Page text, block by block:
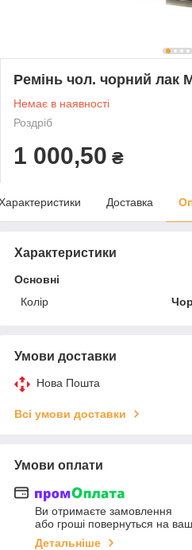
Ремінь чол. чорний лак
Немає в наявності
Роздріб
1 000,50 ₴
Доставка
Характеристики
Основні
Колір
Умови доставки
Нова Пошта
Всі умови доставки
Умови оплати
Ви отримаєте замовлення
або гроші повернуться на
Детальніше